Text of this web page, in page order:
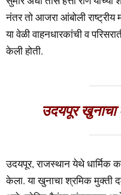
नंतर तो आजरा आंबोली राष्ट्रीय
या वेळी वाहनधारकांची व
केली होती.
उदयपूर खुनाचा
उदयपूर, राजस्थान येथे धार्मिक
केला. या खुनाचा श्रमिक मुक्ती